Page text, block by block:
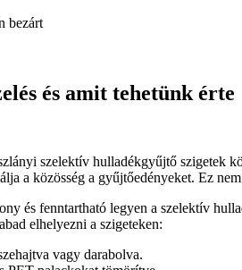
bezárt
és amit tehetünk érte
szelektív hulladékgyűjtő szigetek
a közösség a gyűjtőedényeket. Ez
és fenntartható legyen a szelektív
elhelyezni a szigeteken:
vagy darabolva.